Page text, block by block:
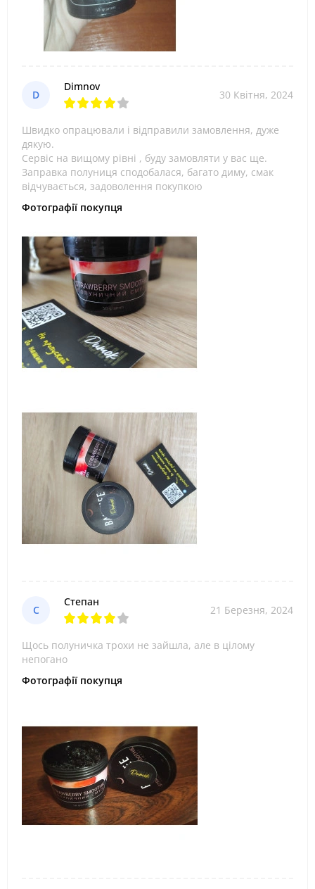
D
Dimnov
30 Квітня, 2024
Швидко опрацювали і відправили замовлення, дуже
дякую.
Сервіс на вищому рівні , буду замовляти у вас ще.
Заправка полуниця сподобалася, багато диму, смак
відчувається, задоволення покупкою
Фотографії покупця
С
Степан
21 Березня, 2024
Щось полуничка трохи не зайшла, але в цілому
непогано
Фотографії покупця